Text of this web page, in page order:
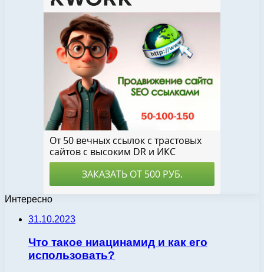
Интересно
31.10.2023
Что такое ниацинамид и как его
использовать?